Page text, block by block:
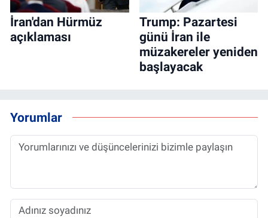
İran'dan Hürmüz
açıklaması
Trump: Pazartesi
günü İran ile
müzakereler yeniden
başlayacak
Yorumlar